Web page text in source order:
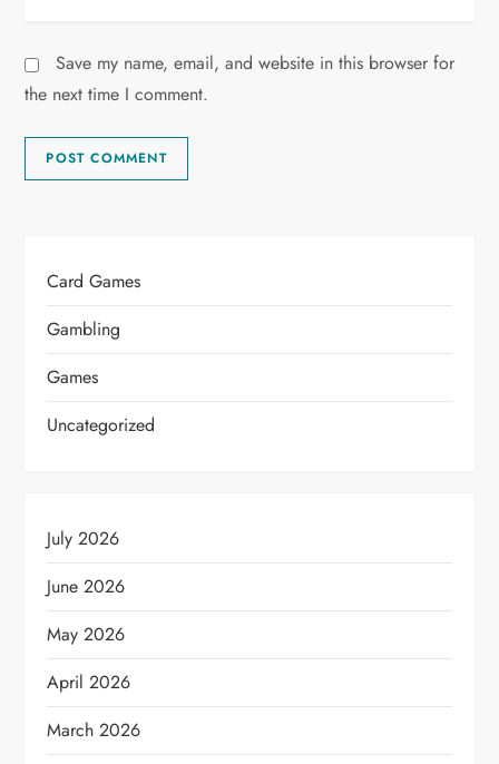
Save my name, email, and website in this browser for
the next time I comment.
Card Games
Gambling
Games
Uncategorized
July 2026
June 2026
May 2026
April 2026
March 2026